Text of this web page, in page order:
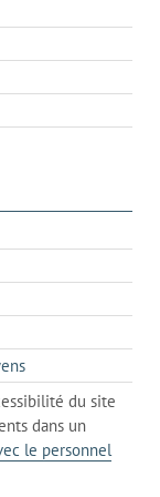
s'ouvre
dans
l'onglet
actuel
du site
dans un
le personnel